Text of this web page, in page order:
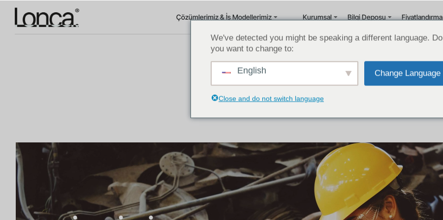
Çözümlerimiz & İş Modellerimiz Kurumsal Bilgi Deposu Fiyatlandırma
Cincinnati Bölgesindeki İmalat Şirketleri
We've detected you might be speaking a different language. Do
you want to change to:
English Change Language
Close and do not switch language